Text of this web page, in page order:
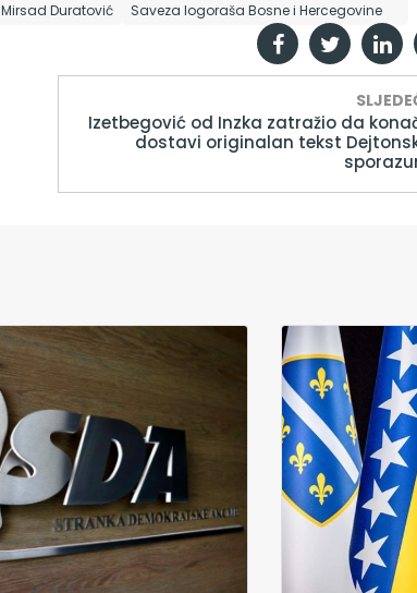
Mirsad Duratović Saveza logoraša Bosne i Hercegovine
Izetbegović od Inzka zatražio da
dostavi originalan tekst